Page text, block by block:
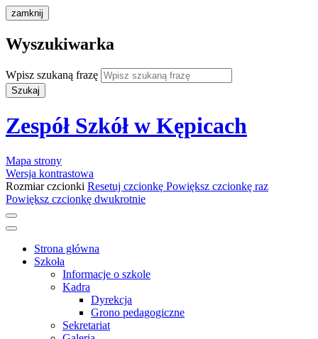
zamknij
Wyszukiwarka
Wpisz szukaną frazę
Szukaj
Zespół Szkół w Kępicach
Mapa strony
Wersja kontrastowa
Rozmiar czcionki Resetuj czcionkę Powiększ czcionkę raz
Powiększ czcionkę dwukrotnie
Strona główna
Szkoła
Informacje o szkole
Kadra
Dyrekcja
Grono pedagogiczne
Sekretariat